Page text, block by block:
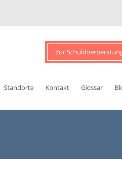
Standorte Kontakt
Zur
Glossar